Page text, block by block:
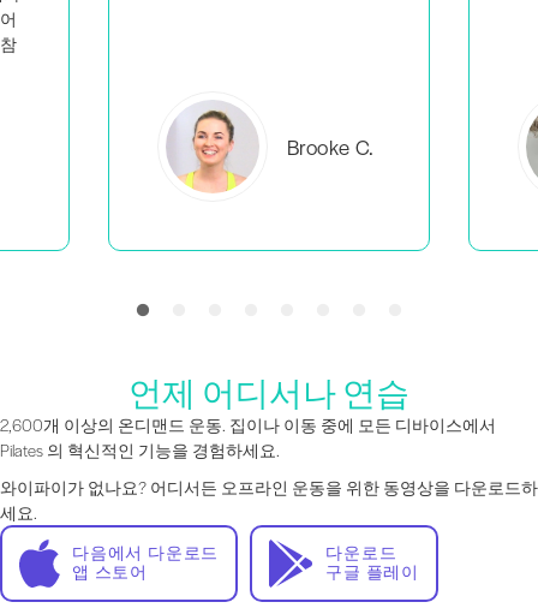
B.
언제 어디서나 연습
2,600개 이상의 온디맨드 운동. 집이나 이동 중에 모든 디바이스에서
Pilates 의 혁신적인 기능을 경험하세요.
와이파이가 없나요? 어디서든 오프라인 운동을 위한 동영상을 다운로드하
세요.
다음에서 다운로드
앱 스토어
다운로드
구글 플레이